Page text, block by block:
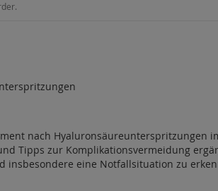
nach Hyaluronsäureunterspritzungen
Tipps zur Komplikationsvermeidung
insbesondere eine Notfallsituation zu